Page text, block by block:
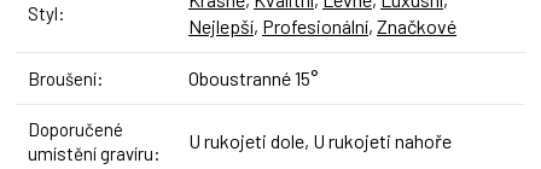
Styl:
Nejlepší, Profesionální, Značkové
Broušení: Oboustranné 15°
Doporučené
umístění gravíru:
U rukojeti dole, U rukojeti nahoře